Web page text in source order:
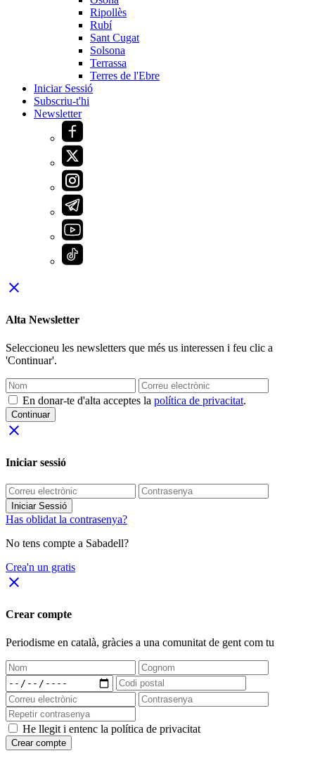
Ripollès
Rubí
Sant Cugat
Solsona
Terrassa
Terres de l'Ebre
Iniciar Sessió
Subscriu-t'hi
Newsletter
close
Alta Newsletter
Seleccioneu les newsletters que més us interessen i feu clic a
'Continuar'.
En donar-te d'alta acceptes la política de privacitat.
Continuar
close
Iniciar sessió
Iniciar Sessió
Has oblidat la contrasenya?
No tens compte a Sabadell?
Crea'n un gratis
close
Crear compte
Periodisme en català, gràcies a una comunitat de gent com tu
He llegit i entenc la política de privacitat
Crear compte